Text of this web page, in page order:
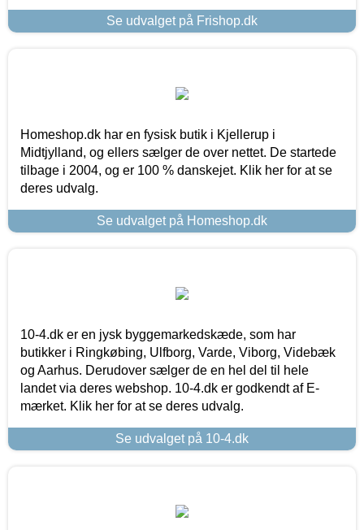
Se udvalget på Frishop.dk
Homeshop.dk har en fysisk butik i Kjellerup i
Midtjylland, og ellers sælger de over nettet. De startede
tilbage i 2004, og er 100 % danskejet. Klik her for at se
deres udvalg.
Se udvalget på Homeshop.dk
10-4.dk er en jysk byggemarkedskæde, som har
butikker i Ringkøbing, Ulfborg, Varde, Viborg, Videbæk
og Aarhus. Derudover sælger de en hel del til hele
landet via deres webshop. 10-4.dk er godkendt af E-
mærket. Klik her for at se deres udvalg.
Se udvalget på 10-4.dk